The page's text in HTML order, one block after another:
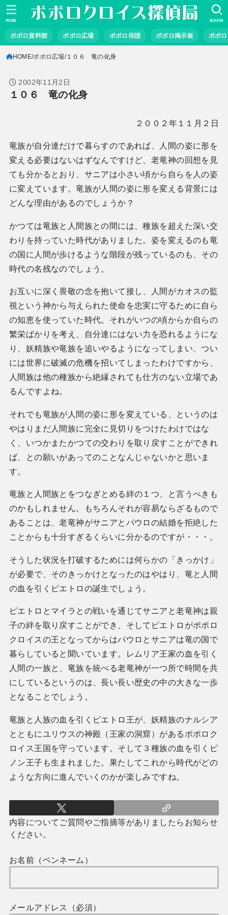
ポポロ資料館 ポポロ広場 ポポロ俳諧 ポポロ掲示板 ポポ
SEARCH
MENU
HOME ポポロ広場 １０６ 竜の化身
2002年11月2日
１０６ 竜の化身
２００２年１１月２日
竜族が自分達だけで暮らすのであれば、人間の姿に形を
変える必要はないはずなんですけど、老竜神の回想を見
ても分かるとおり、サニアは小さい頃から自らを人の姿
に変えています。竜族が人間の姿に形を変える背景には
どんな理由があるのでしょうか？
かつては竜族と人間族との間には、種族を超えた深い交
わりを持っていた時代がありました。姿を変えるのも竜
の国に人間が歩けるような階段が残っているのも、その
時代の名残なのでしょう。
お互いに深く畏敬の念を抱いて接し、人間がカオスの監
視という神から与えられた使命を忠実に守るために自ら
の知恵を使っていた時代。それがいつの頃からか自らの
繁栄ばかりを考え、自分達にはない力を恐れるようにな
り、妖精族や竜族を追いやるようになってしまい、つい
には世界に破滅の危機を招いてしまったわけですから、
人間族は他の種族から絶縁されても仕方のない立場であ
るんですよね。
それでも竜族が人間の姿に形を変えている、というのは
やはりまだ人間族に完全に見切りをつけたわけではな
く、いつかまたかつての交わりを取り戻すことができれ
ば、との願いがあってのことなんじゃないかと思いま
す。
竜族と人間族とをつなぎとめる絆の１つ、と言うべきも
のかもしれません。もちろんそれが容易ならざるもので
あることは、老竜神がサニアとパウロの結婚を拒絶した
ことからも十分すぎるくらいに分かるのですが・・・。
そうした状況を打破するためには何らかの「きっかけ」
が必要で、そのきっかけとなったのはやはり、竜と人間
の血を引くピエトロの誕生でしょう。
ピエトロとマイラとの戦いを通じてサニアと老竜神は親
子の絆を取り戻すことができ、そしてピエトロがポポロ
クロイスの王となってからはパウロとサニアは竜の国で
暮らしていると聞いています。レムリア王家の血を引く
人間の一族と、竜族を統べる老竜神が一つ所で時間を共
にしているというのは、長い長い歴史の中の大きな一歩
となることでしょう。
竜族と人族の血を引くピエトロ王が、妖精族のナルシア
とともにユリウスの神殿（王家の洞窟）があるポポロク
ロイス王国を守っています。そして３種族の血を引くピ
ノン王子も生まれました。果たしてこれから時代がどの
ような方向に進んでいくのかが楽しみですね。
内容についてご質問やご指摘等がありましたらお知らせ
ください。
お名前（ペンネーム）
メールアドレス（必須）